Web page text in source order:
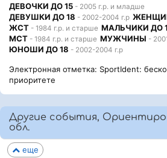
ДЕВОЧКИ ДО 15 - 2005 г.р. и младше
ДЕВУШКИ ДО 18 - 2002-2004 г.р
ЖСТ - 1984 г.р. и старше МАЛЬЧИКИ ДО
МСТ - 1984 г.р. и старше МУЖЧИНЫ -
ЮНОШИ ДО 18 - 2002-2004 г.р
Электронная отметка: SportIdent:
приоритете
Другие события,
обл.
еще